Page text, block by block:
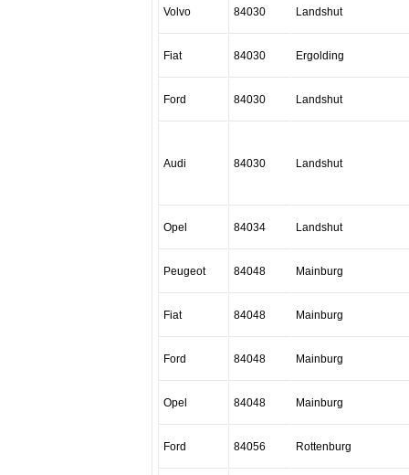
Volvo 84030 Landshut
Fiat 84030 Ergolding
Ford 84030 Landshut
Audi 84030 Landshut
Opel 84034 Landshut
Peugeot 84048 Mainburg
Fiat 84048 Mainburg
Ford 84048 Mainburg
Opel 84048 Mainburg
Ford 84056 Rottenburg